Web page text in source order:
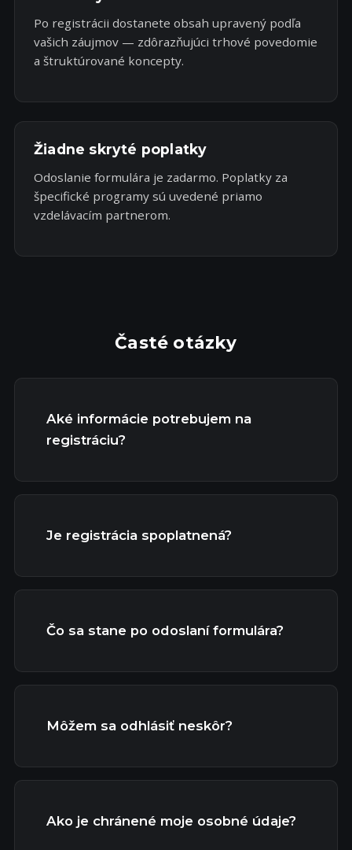
Po registrácii dostanete obsah upravený podľa
vašich záujmov — zdôrazňujúci trhové povedomie
a štruktúrované koncepty.
Žiadne skryté poplatky
Odoslanie formulára je zadarmo. Poplatky za
špecifické programy sú uvedené priamo
vzdelávacím partnerom.
Časté otázky
Aké informácie potrebujem na
registráciu?
Je registrácia spoplatnená?
Čo sa stane po odoslaní formulára?
Môžem sa odhlásiť neskôr?
Ako je chránené moje osobné údaje?